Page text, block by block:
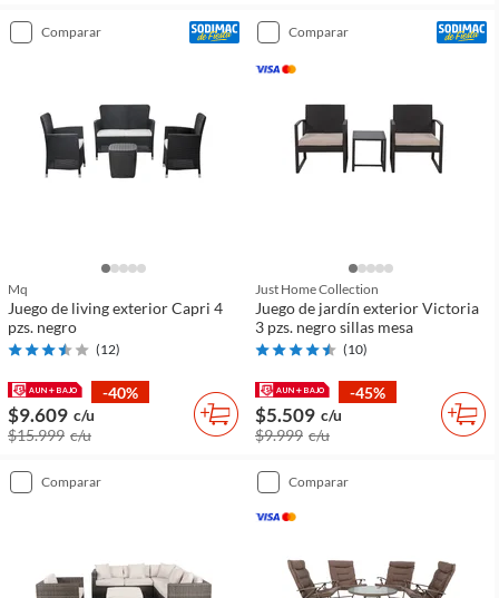
comparar
Mq
Juego de living exterior Capri 4
pzs. negro
(12)
-40%
$9.609 c/u
$15.999 c/u
comparar
Just Home Collection
Juego de jardín exterior Victoria
3 pzs. negro sillas mesa
(10)
-45%
$5.509 c/u
$9.999 c/u
comparar comparar